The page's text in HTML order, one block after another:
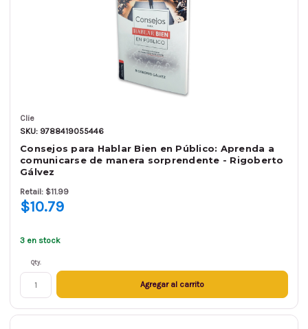
Clie
SKU: 9788419055446
Consejos para Hablar Bien en Público: Aprenda a
comunicarse de manera sorprendente - Rigoberto
Gálvez
Retail: $11.99
$10.79
3 en stock
Qty.
Agregar al carrito